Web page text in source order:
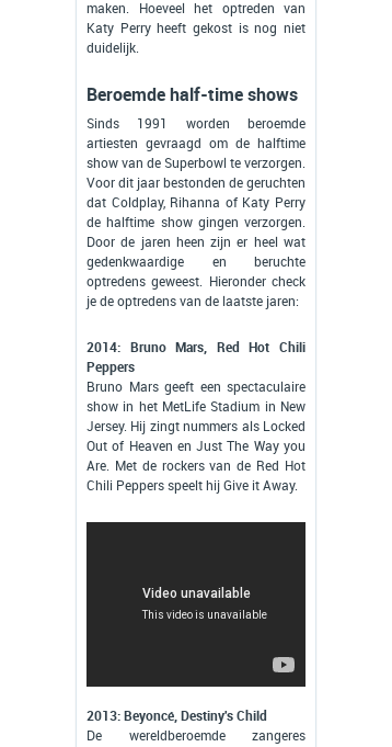
maken. Hoeveel het optreden van
Katy Perry heeft gekost is nog niet
duidelijk.
Beroemde half-time shows
Sinds 1991 worden beroemde
artiesten gevraagd om de halftime
show van de Superbowl te verzorgen.
Voor dit jaar bestonden de geruchten
dat Coldplay, Rihanna of Katy Perry
de halftime show gingen verzorgen.
Door de jaren heen zijn er heel wat
gedenkwaardige en beruchte
optredens geweest. Hieronder check
je de optredens van de laatste jaren:
2014: Bruno Mars, Red Hot Chili
Peppers
Bruno Mars geeft een spectaculaire
show in het MetLife Stadium in New
Jersey. Hij zingt nummers als Locked
Out of Heaven en Just The Way you
Are. Met de rockers van de Red Hot
Chili Peppers speelt hij Give it Away.
2013: Beyoncé, Destiny's Child
De wereldberoemde zangeres